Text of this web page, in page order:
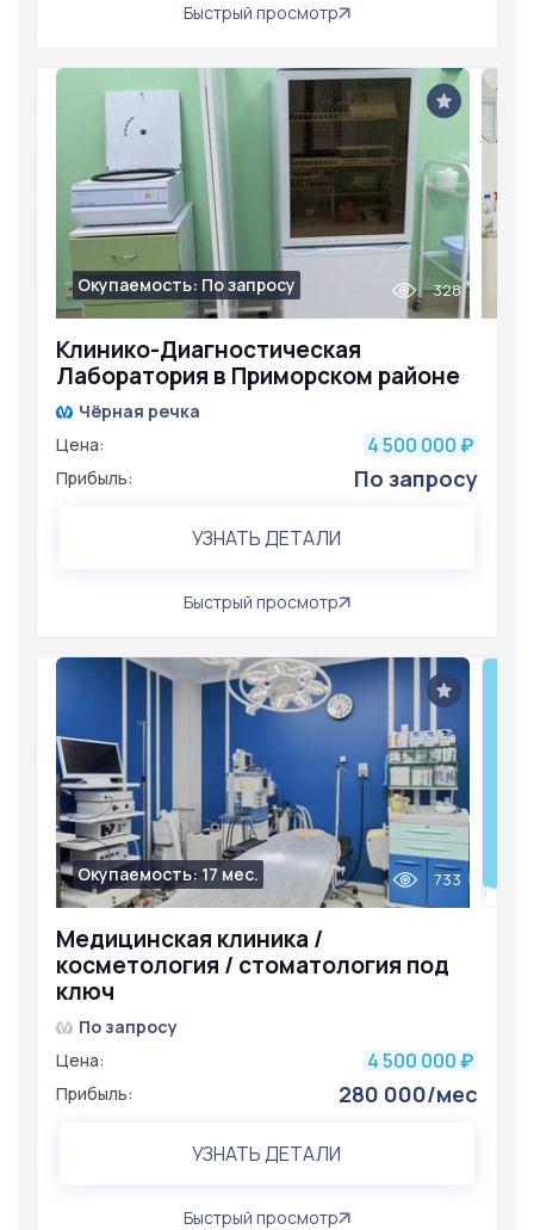
Быстрый просмотр
Клинико-Диагностическая
Лаборатория в Приморском районе
Окупаемость: По запросу 328
Чёрная речка
Цена:
4 500 000 ₽
Прибыль: По запросу
УЗНАТЬ ДЕТАЛИ
Быстрый просмотр
Медицинская клиника /
косметология / стоматология под
ключ
Окупаемость: 17 мес. 733
По запросу
Цена:
4 500 000 ₽
Прибыль: 280 000/мес
УЗНАТЬ ДЕТАЛИ
Быстрый просмотр